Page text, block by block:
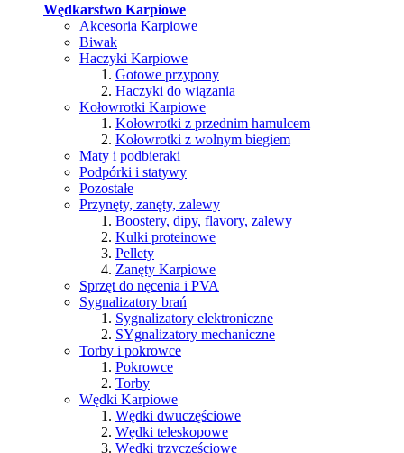
Wędkarstwo Karpiowe
Akcesoria Karpiowe
Biwak
Haczyki Karpiowe
Gotowe przypony
Haczyki do wiązania
Kołowrotki Karpiowe
Kołowrotki z przednim hamulcem
Kołowrotki z wolnym biegiem
Maty i podbieraki
Podpórki i statywy
Pozostałe
Przynęty, zanęty, zalewy
Boostery, dipy, flavory, zalewy
Kulki proteinowe
Pellety
Zanęty Karpiowe
Sprzęt do nęcenia i PVA
Sygnalizatory brań
Sygnalizatory elektroniczne
SYgnalizatory mechaniczne
Torby i pokrowce
Pokrowce
Torby
Wędki Karpiowe
Wędki dwuczęściowe
Wędki teleskopowe
Wędki trzyczęściowe